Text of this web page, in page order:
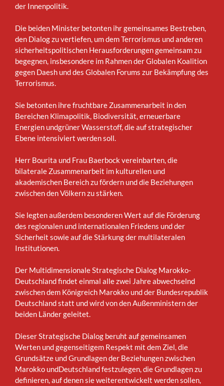
der Innenpolitik.
Die beiden Minister betonten ihr gemeinsames Bestreben,
den Dialog zu vertiefen, um dem Terrorismus und anderen
sicherheitspolitischen Herausforderungen gemeinsam zu
begegnen, insbesondere im Rahmen der Globalen Koalition
gegen Daesh und des Globalen Forums zur Bekämpfung des
Terrorismus.
Sie betonten ihre fruchtbare Zusammenarbeit in den
Bereichen Klimapolitik, Biodiversität, erneuerbare
Energien undgrüner Wasserstoff, die auf strategischer
Ebene intensiviert werden soll.
Herr Bourita und Frau Baerbock vereinbarten, die
bilaterale Zusammenarbeit im kulturellen und
akademischen Bereich zu fördern und die Beziehungen
zwischen den Völkern zu stärken.
Sie legten außerdem besonderen Wert auf die Förderung
des regionalen und internationalen Friedens und der
Sicherheit sowie auf die Stärkung der multilateralen
Institutionen.
Der Multidimensionale Strategische Dialog Marokko-
Deutschland findet einmal alle zwei Jahre abwechselnd
zwischen dem Königreich Marokko und der Bundesrepublik
Deutschland statt und wird von den Außenministern der
beiden Länder geleitet.
Dieser Strategische Dialog beruht auf gemeinsamen
Werten und gegenseitigem Respekt mit dem Ziel, die
Grundsätze und Grundlagen der Beziehungen zwischen
Marokko undDeutschland festzulegen, die Grundlagen zu
definieren, auf denen sie weiterentwickelt werden sollen,